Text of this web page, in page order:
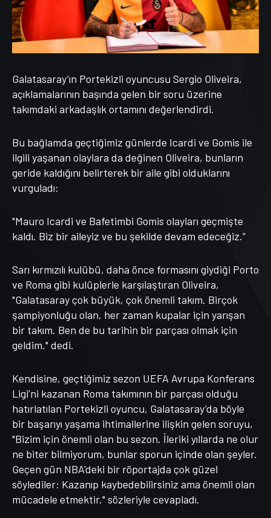
Galatasaray’ın Portekizli oyuncusu Sergio Oliveira,
açıklamalarının başında gelen bir soru üzerine
takımdaki arkadaşlık ortamını değerlendirdi.
Bu bağlamda geçtiğimiz günlerde Icardi ve Gomis ile
ilgili yaşanan olaylara da değinen Oliveira, bunların
geride kaldığını belirterek bir aile gibi olduklarını
vurguladı:
"Mauro Icardi ve Bafetimbi Gomis olayları geçmişte
kaldı. Biz bir aileyiz ve bu şekilde devam edeceğiz.”
Sarı kırmızılı kulübü, daha önce formasını giydiği Porto
ve Roma gibi kulüplerle karşılaştıran Oliveira,
"Galatasaray çok büyük, çok önemli takım. Birçok
şampiyonluğu olan, her zaman kupalar için yarışan
bir takım. Ben de bu tarihin bir parçası olmak için
geldim." dedi.
Kendisine, geçtiğimiz sezon UEFA Avrupa Konferans
Ligi’ni kazanan Roma takımının bir parçası olduğu
hatırlatılan Portekizli oyuncu, Galatasaray’da böyle
bir başarıyı yaşama ihtimallerine ilişkin gelen soruyu,
"Bizim için önemli olan bu sezon. İleriki yıllarda ne olur
ne biter bilmiyorum, bunlar sporun içinde olan şeyler.
Geçen gün NBA'deki bir röportajda çok güzel
söylediler: Kazanıp kaybedebilirsiniz ama önemli olan
mücadele etmektir." sözleriyle cevapladı.